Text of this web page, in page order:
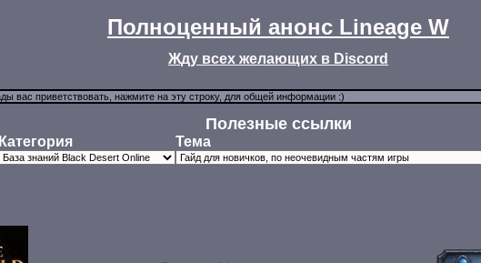
Полноценный анонс Lineage W
Жду всех желающих в Discord
Полезные ссылки
Категория Тема